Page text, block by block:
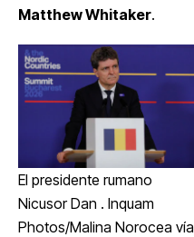
Matthew Whitaker.
El presidente rumano
Nicusor Dan . Inquam
Photos/Malina Norocea vía